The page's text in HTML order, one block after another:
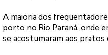
A maioria dos
porto no Rio Paraná, onde
se acostumaram aos